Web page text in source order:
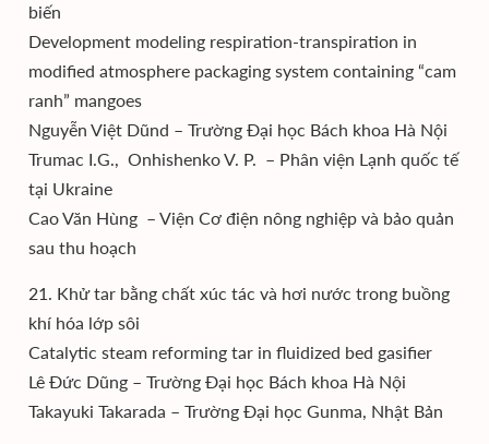
biến
Development modeling respiration-transpiration in
modified atmosphere packaging system containing “cam
ranh” mangoes
Nguyễn Việt Dũnd – Trường Đại học Bách khoa Hà Nội
Trumac I.G., Onhishenko V. P. – Phân viện Lạnh quốc tế
tại Ukraine
Cao Văn Hùng – Viện Cơ điện nông nghiệp và bảo quản
sau thu hoạch
21. Khử tar bằng chất xúc tác và hơi nước trong buồng
khí hóa lớp sôi
Catalytic steam reforming tar in fluidized bed gasifier
Lê Đức Dũng – Trường Đại học Bách khoa Hà Nội
Takayuki Takarada – Trường Đại học Gunma, Nhật Bản